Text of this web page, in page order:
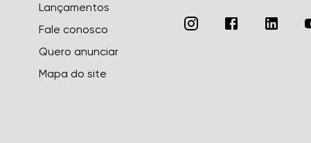
Lançamentos
Fale conosco
Quero anunciar
Mapa do site